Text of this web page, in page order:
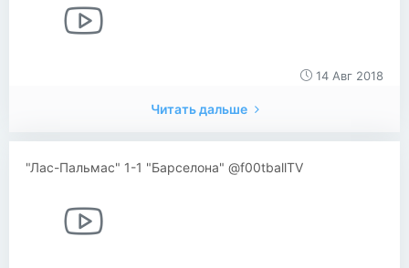
14 Авг 2018
Читать дальше
"Лас-Пальмас" 1-1 "Барселона" @f00tballTV